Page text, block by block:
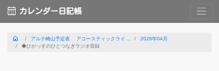
calendar_month カレンダー日記帳
home アルテ崎山予定表 アコースティックライ ...
2026年04月
◆ひがっすのひとつなぎラジオ収録